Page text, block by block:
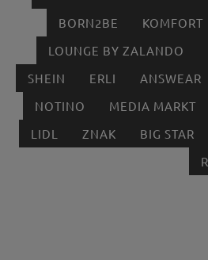
BORN2BE
KOMFORT
LOUNGE BY ZALANDO
SHEIN
ERLI ANSWEAR
NOTINO
MEDIA MARKT
LIDL
ZNAK BIG STAR